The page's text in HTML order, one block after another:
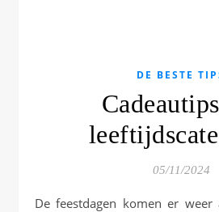
DE BESTE
05/11/2024
De feestdagen komen er weer aan en het zoeken